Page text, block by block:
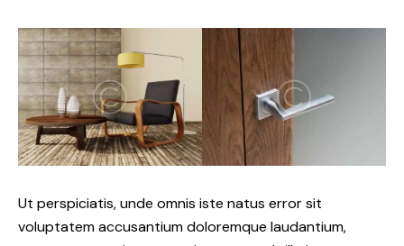
Ut perspiciatis, unde omnis iste natus error sit
voluptatem accusantium doloremque laudantium,